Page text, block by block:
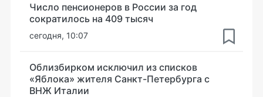
Число пенсионеров в России за год
сократилось на 409 тысяч
сегодня, 10:07
Облизбирком исключил из списков
«Яблока» жителя Санкт-Петербурга с
ВНЖ Италии